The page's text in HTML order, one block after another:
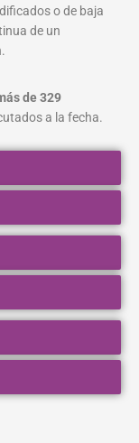
o de baja
de un
de 329
a la fecha.